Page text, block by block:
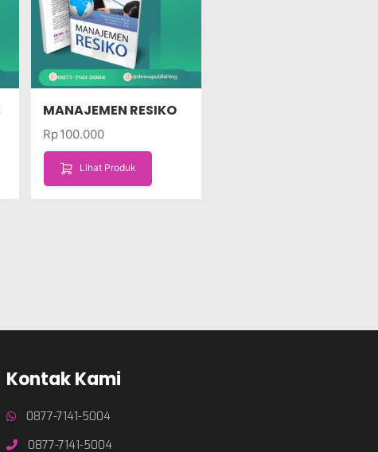
MANAJEMEN RESIKO
Rp100.000
Lihat Produk
Kontak Kami
0877-7141-5004
0877-7141-5004